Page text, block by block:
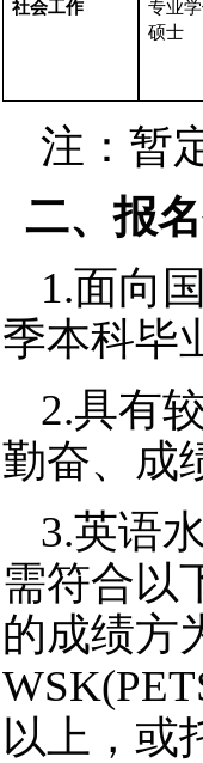
社会工作
专业
硕士
注：暂
二、报
1.面向
季本科毕
2.具有
勤奋、成
3.英语
需符合以
的成绩方
以上，或